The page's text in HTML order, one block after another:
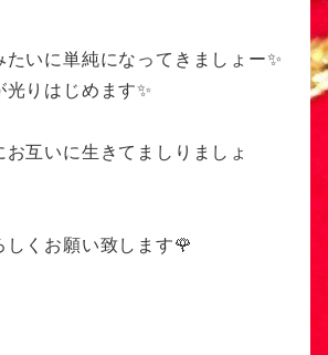
たいに単純になってきましょー✨
光りはじめます✨
互いに生きてましりましょ
しくお願い致します🌹